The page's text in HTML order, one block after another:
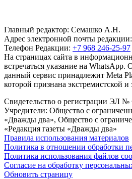
Главный редактор: Семашко А.Н.
Адрес электронной почты редакции:
Телефон Редакции: +7 968 246-25-97
На страницах сайта в
встречаться указание на
данный сервис принадлежит Meta
которой признана экстремистской
Свидетельство о регистрации ЭЛ
Учредители: Общество с
«Дважды два», Общество с
«Редакция газеты «Дважды два»
Правила использования материалов
Политика в отношении обработки
Политика использования файлов
Согласие на обработку
Обновить страницу